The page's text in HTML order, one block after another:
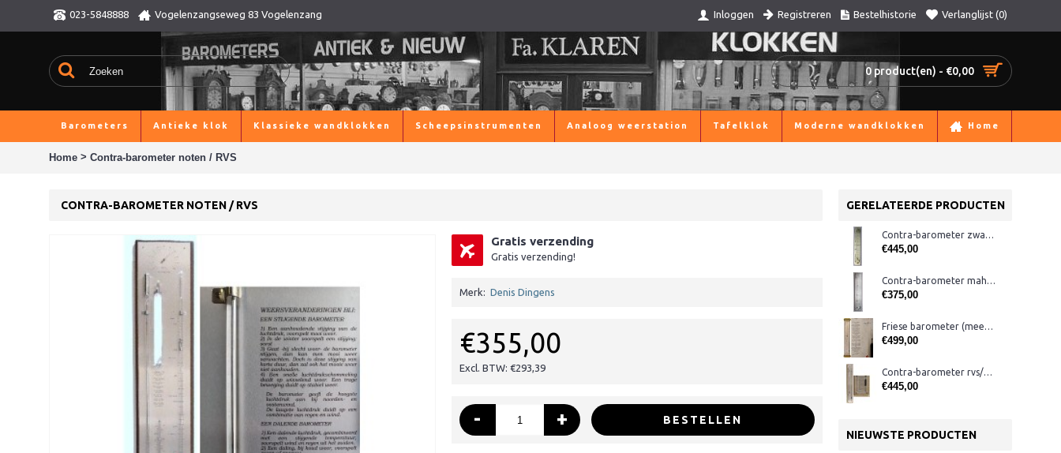
023-5848888 Vogelenzangseweg 83 Vogelenzang Inloggen Registreren Bestelhistorie Verlanglijst (0)
0 product(en) - €0,00
Barometers Antieke klok Klassieke wandklokken Scheepsinstrumenten Analoog weerstation Tafelklok Moderne wandklokken Home
Home > Contra-barometer noten / RVS
GERELATEERDE PRODUCTEN
Contra-barometer zwart/messing/glas
€445,00
Contra-barometer mahonie/rvs breed
€375,00
Friese barometer (meest uitgebreid), eiken
€499,00
Contra-barometer rvs/blank met glas ervoor
€445,00
NIEUWSTE PRODUCTEN
CONTRA-BAROMETER NOTEN / RVS
Gratis verzending
Gratis verzending!
Merk: Denis Dingens
€355,00
Excl. BTW: €293,39
- + BESTELLEN